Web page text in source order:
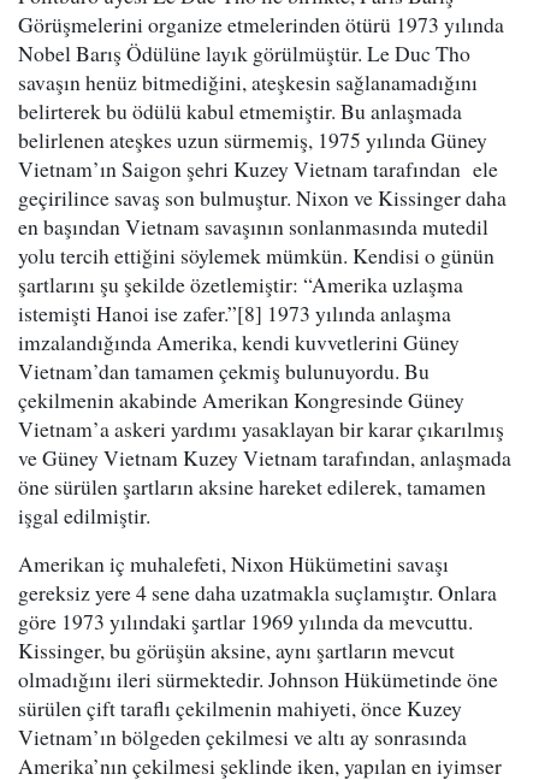
Görüşmelerini organize etmelerinden ötürü 1973 yılında
Nobel Barış Ödülüne layık görülmüştür. Le Duc Tho
savaşın henüz bitmediğini, ateşkesin sağlanamadığını
belirterek bu ödülü kabul etmemiştir. Bu anlaşmada
belirlenen ateşkes uzun sürmemiş, 1975 yılında Güney
Vietnam’ın Saigon şehri Kuzey Vietnam tarafından ele
geçirilince savaş son bulmuştur. Nixon ve Kissinger daha
en başından Vietnam savaşının sonlanmasında mutedil
yolu tercih ettiğini söylemek mümkün. Kendisi o günün
şartlarını şu şekilde özetlemiştir: “Amerika uzlaşma
istemişti Hanoi ise zafer.”[8] 1973 yılında anlaşma
imzalandığında Amerika, kendi kuvvetlerini Güney
Vietnam’dan tamamen çekmiş bulunuyordu. Bu
çekilmenin akabinde Amerikan Kongresinde Güney
Vietnam’a askeri yardımı yasaklayan bir karar çıkarılmış
ve Güney Vietnam Kuzey Vietnam tarafından, anlaşmada
öne sürülen şartların aksine hareket edilerek, tamamen
işgal edilmiştir.
Amerikan iç muhalefeti, Nixon Hükümetini savaşı
gereksiz yere 4 sene daha uzatmakla suçlamıştır. Onlara
göre 1973 yılındaki şartlar 1969 yılında da mevcuttu.
Kissinger, bu görüşün aksine, aynı şartların mevcut
olmadığını ileri sürmektedir. Johnson Hükümetinde öne
sürülen çift taraflı çekilmenin mahiyeti, önce Kuzey
Vietnam’ın bölgeden çekilmesi ve altı ay sonrasında
Amerika’nın çekilmesi şeklinde iken, yapılan en iyimser